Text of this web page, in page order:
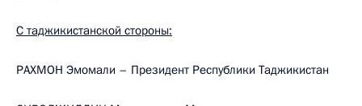
С таджикистанской стороны:
РАХМОН Эмомали – Президент Республики Таджикистан